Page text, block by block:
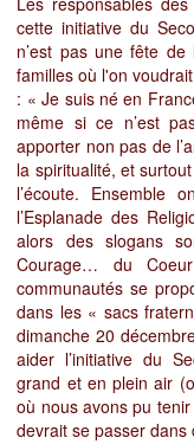
cette initiative du
n’est pas une fête
familles où l'on
: « Je suis né en
même si ce n’est
apporter non pas de
la spiritualité, et
l’écoute. Ensemble
l’Esplanade des
alors des slogans
Courage… du
communautés se
dans les « sacs
dimanche 20
aider l’initiative du
grand et en plein air
où nous avons pu
devrait se passer